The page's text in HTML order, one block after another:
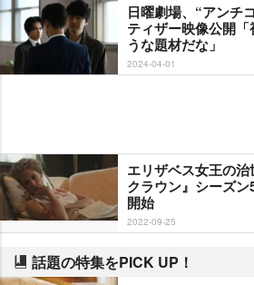
日曜劇場、“アンチ
ティザー映像公開
うな題材だな」
2024-04-01
エリザベス女王の治
クラウン』シーズ
開始
2022-09-25
話題の特集をPICK UP！